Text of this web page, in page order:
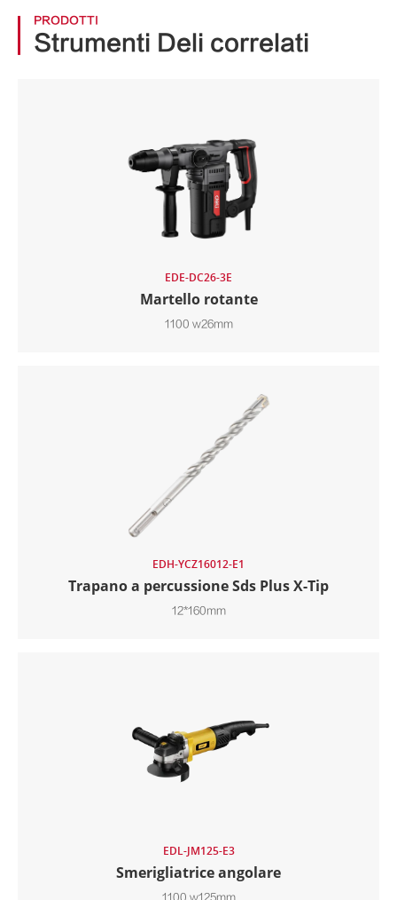
PRODOTTI
Strumenti Deli correlati
EDE-DC26-3E
Martello rotante
1100 w26mm
EDH-YCZ16012-E1
Trapano a percussione Sds Plus X-Tip
12*160mm
EDL-JM125-E3
Smerigliatrice angolare
1100 w125mm